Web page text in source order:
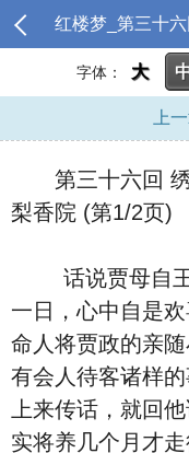
字体： 大
上
第三十六回 绣
梨香院 (第1/2页)
话说贾母自王
一日，心中自是
命人将贾政的亲
有会人待客诸样
上来传话，就回
实将养几个月才